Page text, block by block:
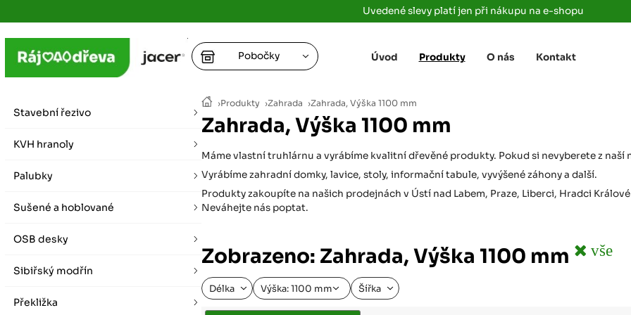
Uvedené slevy platí jen při nákupu na e-shopu
›Produkty ›Zahrada ›Zahrada, Výška 1100 mm
Zahrada, Výška 1100 mm
Máme vlastní truhlárnu a vyrábíme kvalitní dřevěné produkty. Pokud si nevyberete z naší
Vyrábíme zahradní domky, lavice, stoly, informační tabule, vyvýšené záhony a další.
Produkty zakoupíte na našich prodejnách v Ústí nad Labem, Praze, Liberci, Hradci Králové
Neváhejte nás poptat.
Zobrazeno: Zahrada, Výška 1100 mm vše
Délka Výška: 1100 mm Šířka
Stavební řezivo
KVH hranoly
Palubky
Sušené a hoblované
OSB desky
Sibiřský modřín
Překližka
Úvod Produkty O nás Kontakt
Pobočky
+
+
Letní otevírací doba (březen - říjen)
vybírat zde
Ústí nad Labem, 400 01
vybírat zde
Rovná 181
Březhrad, Hradec Králové, 503 32
rajdrevahradec
Praha
vybírat zde
Tůmovka 110
(Za čerpací stanicí TANK ONO)
+420 734 850
vybírat zde
(parkoviště Albert)
Plzeň 4, 301 00
+420 603 162
rajdrevaplzen
Liberec
Partyzánská